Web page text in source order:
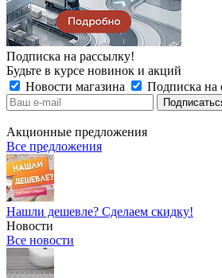
Подписка на рассылку!
Будьте в курсе новинок и акций
Новости магазина
Подписка на
Акционные предложения
Все предложения
Нашли дешевле? Сделаем скидку!
Новости
Все новости